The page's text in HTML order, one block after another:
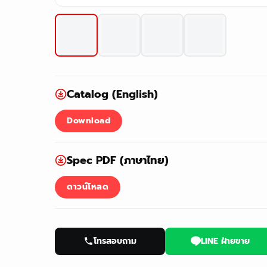
Catalog (English)
Download
Spec PDF (ภาษาไทย)
ดาวน์โหลด
โทรสอบถาม LINE ฝ่ายขาย